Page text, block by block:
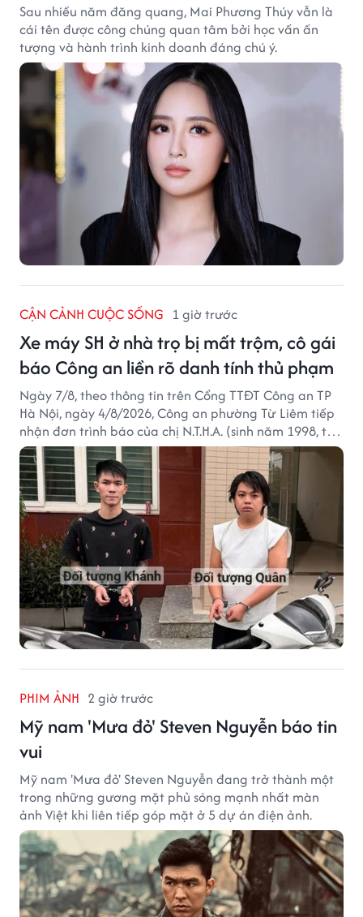
Sau nhiều năm đăng quang, Mai Phương Thúy vẫn là
cái tên được công chúng quan tâm bởi học vấn ấn
tượng và hành trình kinh doanh đáng chú ý.
CẬN CẢNH CUỘC SỐNG 1 giờ trước
Xe máy SH ở nhà trọ bị mất trộm, cô gái
báo Công an liền rõ danh tính thủ phạm
Ngày 7/8, theo thông tin trên Cổng TTĐT Công an TP
Hà Nội, ngày 4/8/2026, Công an phường Từ Liêm tiếp
nhận đơn trình báo của chị N.T.H.A. (sinh năm 1998, trú
tại phường Từ Liêm) về việc bị kẻ gian lấy trộm chiếc
xe mô tô Honda SH 125i, tại khu nhà trọ nơi đang sinh
sống.
PHIM ẢNH 2 giờ trước
Mỹ nam 'Mưa đỏ' Steven Nguyễn báo tin
vui
Mỹ nam 'Mưa đỏ' Steven Nguyễn đang trở thành một
trong những gương mặt phủ sóng mạnh nhất màn
ảnh Việt khi liên tiếp góp mặt ở 5 dự án điện ảnh.